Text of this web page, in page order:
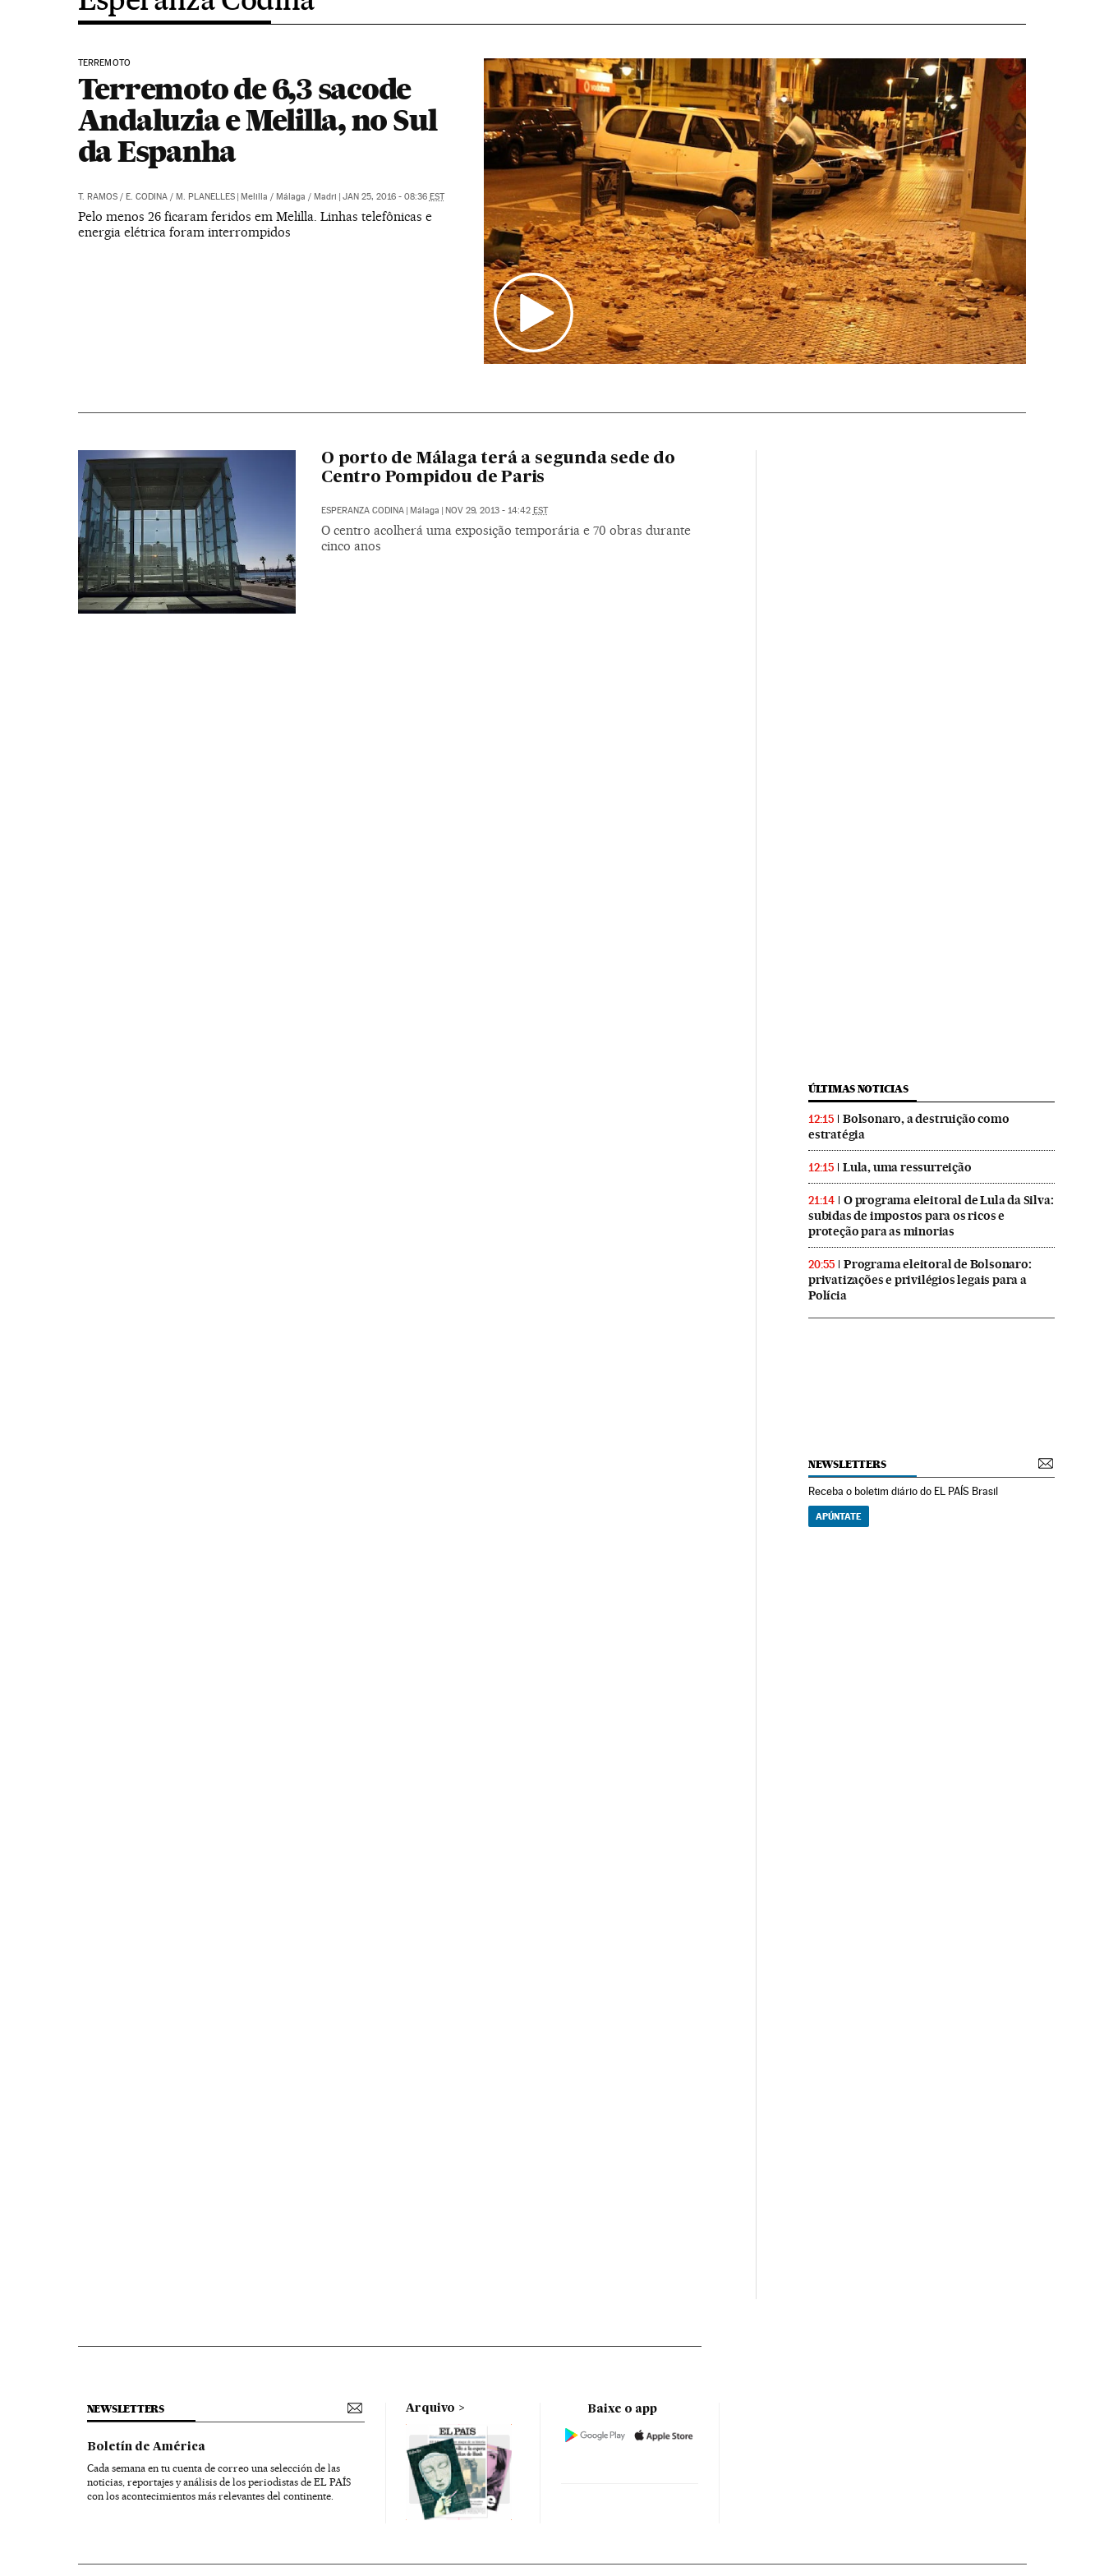
TERREMOTO
Terremoto de 6,3 sacode
Andaluzia e Melilla, no Sul
da Espanha
T. RAMOS/ E. CODINA/ M. PLANELLES | Melilla / Málaga / Madri | JAN 25, 2016 - 08:36 EST
Pelo menos 26 ficaram feridos em Melilla. Linhas telefônicas e
energia elétrica foram interrompidos
O porto de Málaga terá a segunda sede do
Centro Pompidou de Paris
ESPERANZA CODINA | Málaga | NOV 29, 2013 - 14:42 EST
O centro acolherá uma exposição temporária e 70 obras durante
cinco anos
ÚLTIMAS NOTICIAS
12:15
Bolsonaro, a destruição como
estratégia
12:15 Lula, uma ressurreição
21:14
O programa eleitoral de Lula da Silva:
subidas de impostos para os ricos e
proteção para as minorias
20:55
Programa eleitoral de Bolsonaro:
privatizações e privilégios legais para a
Polícia
NEWSLETTERS
Receba o boletim diário do EL PAÍS Brasil
APÚNTATE
NEWSLETTERS
Boletín de América
Cada semana en tu cuenta de correo una selección de las
noticias, reportajes y análisis de los periodistas de EL PAÍS
con los acontecimientos más relevantes del continente.
Arquivo Baixe o app